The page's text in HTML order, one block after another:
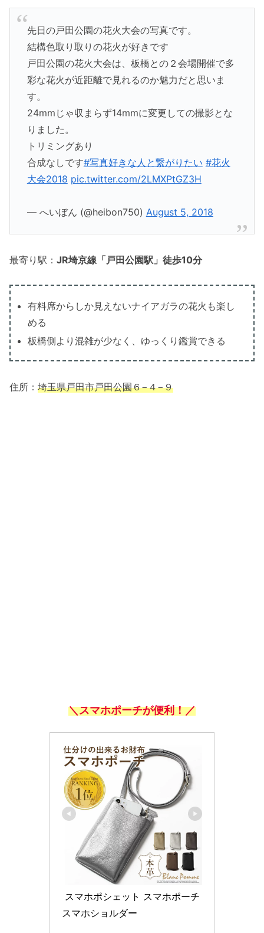
先日の戸田公園の花火大会の写真です。
結構色取り取りの花火が好きです
戸田公園の花火大会は、板橋との２会場開催で多
彩な花火が近距離で見れるのか魅力だと思いま
す。
24mmじゃ収まらず14mmに変更しての撮影とな
りました。
トリミングあり
合成なしです#写真好きな人と繋がりたい #花火
大会2018 pic.twitter.com/2LMXPtGZ3H
— へいぼん (@heibon750) August 5, 2018
最寄り駅： JR埼京線「戸田公園駅」徒歩10分
有料席からしか見えないナイアガラの花火も楽し
める
板橋側より混雑が少なく、ゆっくり鑑賞できる
住所： 埼玉県戸田市戸田公園６−４−９
＼スマホポーチが便利！／
スマホショルダー